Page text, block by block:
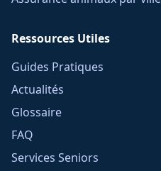
Ressources Utiles
Guides Pratiques
Actualités
Glossaire
FAQ
Services Seniors